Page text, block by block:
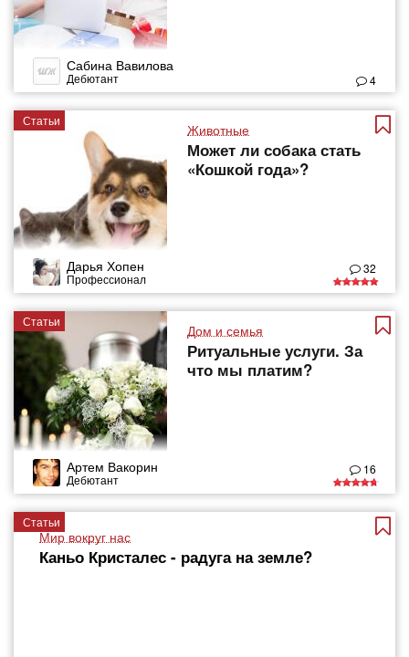
Сабина Вавилова
Дебютант 4
Статьи
Животные
Может ли собака стать
«Кошкой года»?
Дарья Хопен
Профессионал
32
Статьи
Дом и семья
Ритуальные услуги. За
что мы платим?
Артем Вакорин
Дебютант
16
Статьи
Мир вокруг нас
Каньо Кристалес - радуга на земле?